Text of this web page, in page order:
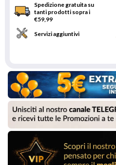
Spedizione gratuita su
tanti prodotti sopra i
€59,99
Servizi aggiuntivi